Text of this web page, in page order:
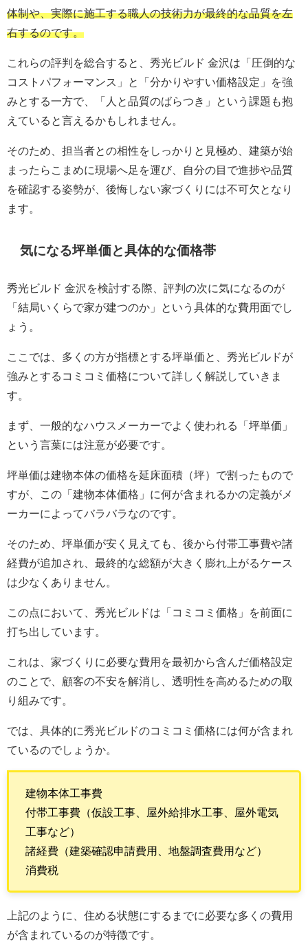
体制や、実際に施工する職人の技術力が最終的な品質を左
右するのです。
これらの評判を総合すると、秀光ビルド 金沢は「圧倒的な
コストパフォーマンス」と「分かりやすい価格設定」を強
みとする一方で、「人と品質のばらつき」という課題も抱
えていると言えるかもしれません。
そのため、担当者との相性をしっかりと見極め、建築が始
まったらこまめに現場へ足を運び、自分の目で進捗や品質
を確認する姿勢が、後悔しない家づくりには不可欠となり
ます。
気になる坪単価と具体的な価格帯
秀光ビルド 金沢を検討する際、評判の次に気になるのが
「結局いくらで家が建つのか」という具体的な費用面でし
ょう。
ここでは、多くの方が指標とする坪単価と、秀光ビルドが
強みとするコミコミ価格について詳しく解説していきま
す。
まず、一般的なハウスメーカーでよく使われる「坪単価」
という言葉には注意が必要です。
坪単価は建物本体の価格を延床面積（坪）で割ったもので
すが、この「建物本体価格」に何が含まれるかの定義がメ
ーカーによってバラバラなのです。
そのため、坪単価が安く見えても、後から付帯工事費や諸
経費が追加され、最終的な総額が大きく膨れ上がるケース
は少なくありません。
この点において、秀光ビルドは「コミコミ価格」を前面に
打ち出しています。
これは、家づくりに必要な費用を最初から含んだ価格設定
のことで、顧客の不安を解消し、透明性を高めるための取
り組みです。
では、具体的に秀光ビルドのコミコミ価格には何が含まれ
ているのでしょうか。
建物本体工事費
付帯工事費（仮設工事、屋外給排水工事、屋外電気
工事など）
諸経費（建築確認申請費用、地盤調査費用など）
消費税
上記のように、住める状態にするまでに必要な多くの費用
が含まれているのが特徴です。